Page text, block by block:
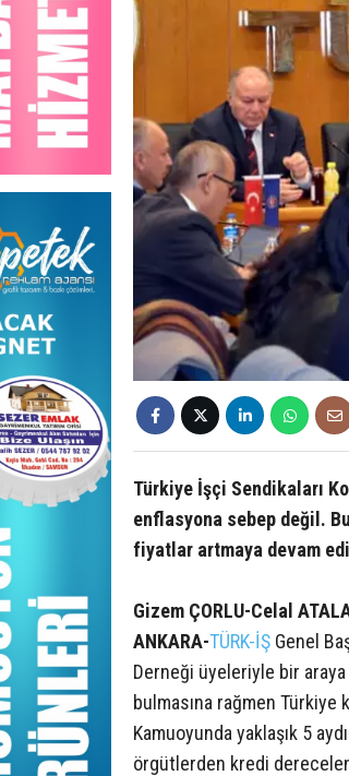
Türkiye İşçi Sendikaları
enflasyona sebep değil.
fiyatlar artmaya devam
Gizem ÇORLU-Celal
ANKARA-TÜRK-İŞ Genel
Derneği üyeleriyle bir araya
bulmasına rağmen
Kamuoyunda yaklaşık 5
örgütlerden kredi